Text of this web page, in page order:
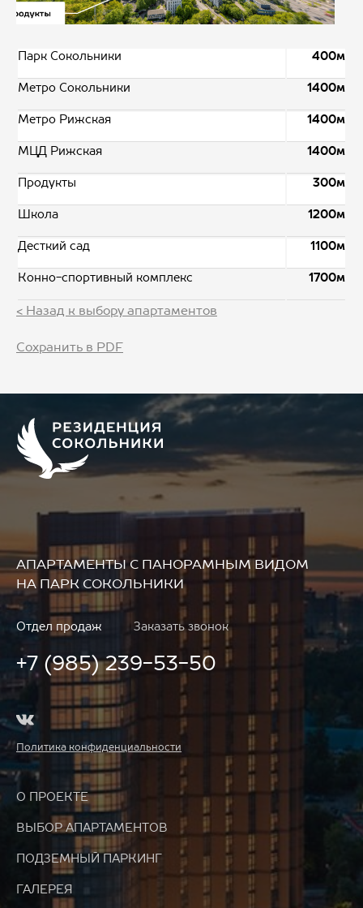
Парк Сокольники 400м
Метро Сокольники 1400м
Метро Рижская 1400м
МЦД Рижская 1400м
Продукты 300м
Школа 1200м
Десткий сад 1100м
Конно-спортивный комплекс 1700м
< Назад к выбору апартаментов
Сохранить в PDF
О ПРОЕКТЕ
ВЫБОР АПАРТАМЕНТОВ
ПОДЗЕМНЫЙ ПАРКИНГ
ГАЛЕРЕЯ
АПАРТАМЕНТЫ С ПАНОРАМНЫМ ВИДОМ
НА ПАРК СОКОЛЬНИКИ
Отдел продаж Заказать звонок
+7 (985) 239-53-50
Политика конфиденциальности